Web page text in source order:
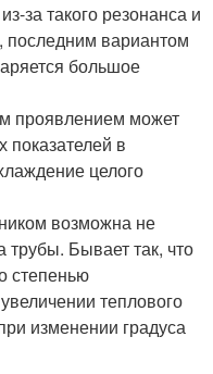
за такого резонанса и
последним вариантом
большое
проявлением может
показателей в
целого
возможна не
трубы. Бывает так, что
степенью
теплового
изменении градуса